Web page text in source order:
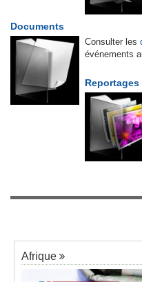
Documents
Consulter les
événements
Afrique